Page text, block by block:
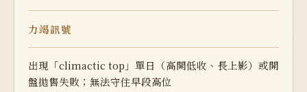
力竭訊號
出現「climactic top」單日（高開低收、長上影）或開
盤拋售失敗；無法守住早段高位